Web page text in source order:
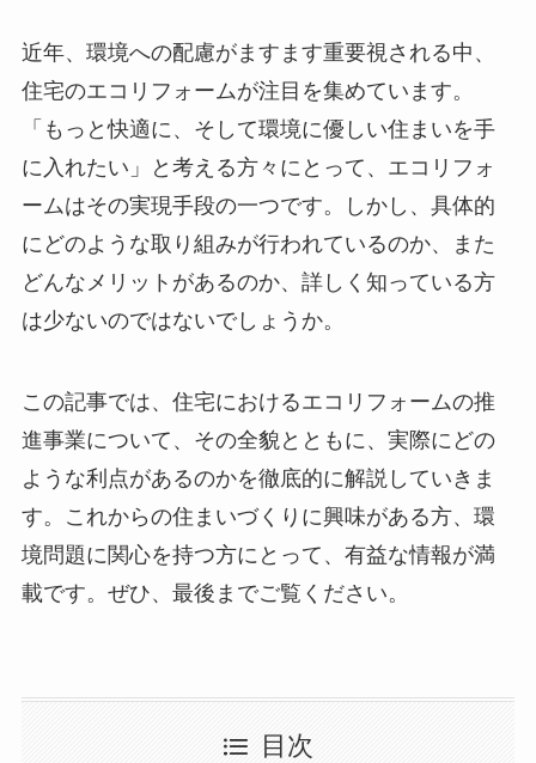
近年、環境への配慮がますます重要視される中、
住宅のエコリフォームが注目を集めています。
「もっと快適に、そして環境に優しい住まいを手
に入れたい」と考える方々にとって、エコリフォ
ームはその実現手段の一つです。しかし、具体的
にどのような取り組みが行われているのか、また
どんなメリットがあるのか、詳しく知っている方
は少ないのではないでしょうか。
この記事では、住宅におけるエコリフォームの推
進事業について、その全貌とともに、実際にどの
ような利点があるのかを徹底的に解説していきま
す。これからの住まいづくりに興味がある方、環
境問題に関心を持つ方にとって、有益な情報が満
載です。ぜひ、最後までご覧ください。
目次